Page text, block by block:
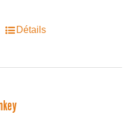
Détails